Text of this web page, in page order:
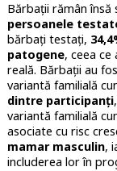
Bărbații rămân
persoanele
bărbați testați,
patogene, ceea ce
reală. Bărbații au
variantă familială
dintre participanți
variantă familială
asociate cu risc
mamar masculin,
includerea lor în